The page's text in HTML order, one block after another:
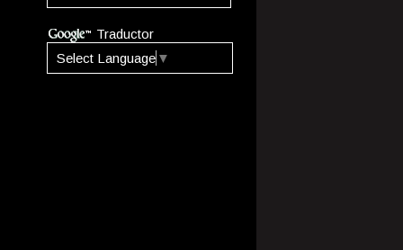
Traductor
Select Language ▼